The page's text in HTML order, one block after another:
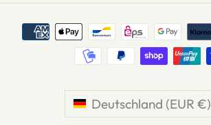
Deutschland (EUR €)